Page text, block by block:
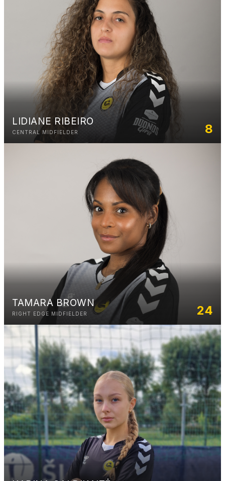
LIDIANE RIBEIRO
CENTRAL MIDFIELDER 8
TAMARA BROWN
RIGHT EDGE MIDFIELDER 24